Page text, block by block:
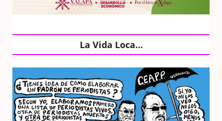
La Vida Loca…